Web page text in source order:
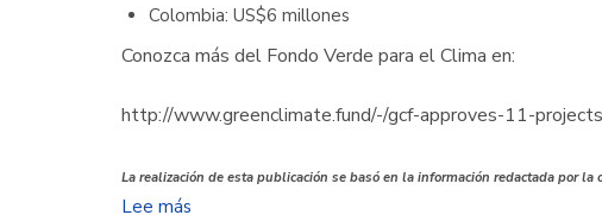
Colombia: US$6 millones
Conozca más del Fondo Verde para el Clima en:
http://www.greenclimate.fund/-/gcf-approves-11-
La realización de esta publicación se basó en la información redactada por
Lee más